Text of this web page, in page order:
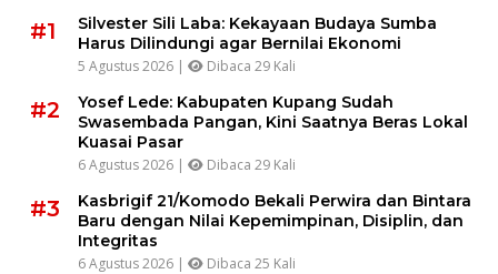
#1
Silvester Sili Laba: Kekayaan Budaya Sumba
Harus Dilindungi agar Bernilai Ekonomi
5 Agustus 2026 | Dibaca 29 Kali
#2
Yosef Lede: Kabupaten Kupang Sudah
Swasembada Pangan, Kini Saatnya Beras Lokal
Kuasai Pasar
6 Agustus 2026 | Dibaca 29 Kali
#3
Kasbrigif 21/Komodo Bekali Perwira dan Bintara
Baru dengan Nilai Kepemimpinan, Disiplin, dan
Integritas
6 Agustus 2026 | Dibaca 25 Kali